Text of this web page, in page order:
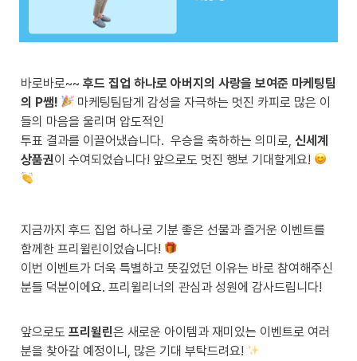
바로바로~~ 후드 집업 하나로 아버지의 사랑을 보여준 마케팅팀
의 P쌤!
마케팅팀답게 감성을 자극하는 멋진 카피로 많은 이
들의 마음을 울리며 압도적인
투표 결과를 이끌어냈습니다.  우승을 축하하는 의미로, 신세계
상품권이 수여되었습니다! 앞으로도 멋진 행보 기대할게요!
지금까지 후드 집업 하나로 기분 좋은 선물과 즐거운 이벤트를
함께한 프리윌린이었습니다!
이번 이벤트가 더욱 특별하고 뜻깊었던 이유는 바로 참여해주신
분들 덕분이에요. 프리윌리너의 관심과 성원에 감사드립니다!
앞으로도 프리윌린은 새로운 아이템과 재미있는 이벤트로 여러
분을 찾아갈 예정이니, 많은 기대 부탁드려요!